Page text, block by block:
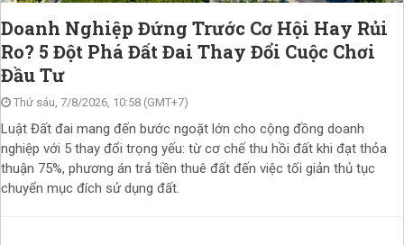
Doanh Nghiệp Đứng Trước Cơ Hội Hay Rủi
Ro? 5 Đột Phá Đất Đai Thay Đổi Cuộc Chơi
Đầu Tư
Thứ sáu, 7/8/2026, 10:58 (GMT+7)
Luật Đất đai mang đến bước ngoặt lớn cho cộng đồng doanh
nghiệp với 5 thay đổi trọng yếu: từ cơ chế thu hồi đất khi đạt thỏa
thuận 75%, phương án trả tiền thuê đất đến việc tối giản thủ tục
chuyển mục đích sử dụng đất.